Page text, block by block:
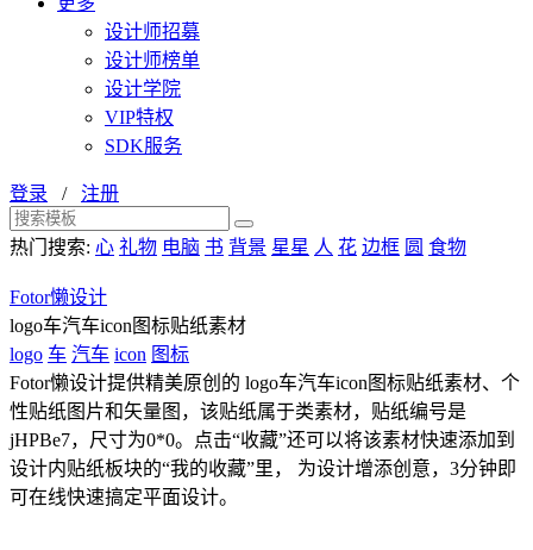
设计师招募
设计师榜单
设计学院
VIP特权
SDK服务
登录 / 注册
热门搜索: 心 礼物 电脑 书 背景 星星 人 花 边框 圆 食物
Fotor懒设计
logo车汽车icon图标贴纸素材
logo 车 汽车 icon 图标
Fotor懒设计提供精美原创的 logo车汽车icon图标贴纸素材、个
性贴纸图片和矢量图，该贴纸属于类素材，贴纸编号是
jHPBe7，尺寸为0*0。点击“收藏”还可以将该素材快速添加到
设计内贴纸板块的“我的收藏”里， 为设计增添创意，3分钟即
可在线快速搞定平面设计。